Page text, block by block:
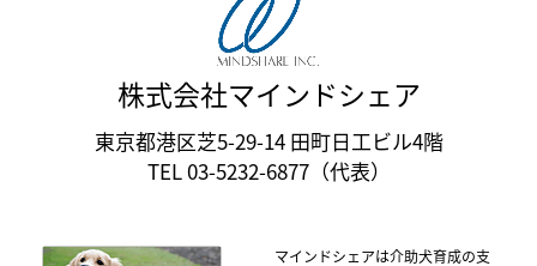
株式会社マインドシェア
東京都港区芝5-29-14 田町日工ビル4階
TEL 03-5232-6877（代表）
マインドシェアは介助犬育成の支